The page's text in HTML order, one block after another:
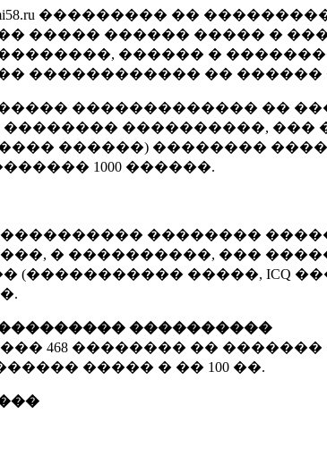
��������� ��
����� ������ ����� �
������ �
������������ �� ������
������������� ��
����������,
������) ��������
1000 ������.
��������
� ����������, ���
(����������� �����, ICQ
����������
468 �������� �� �������
����� � �� 100 ��.